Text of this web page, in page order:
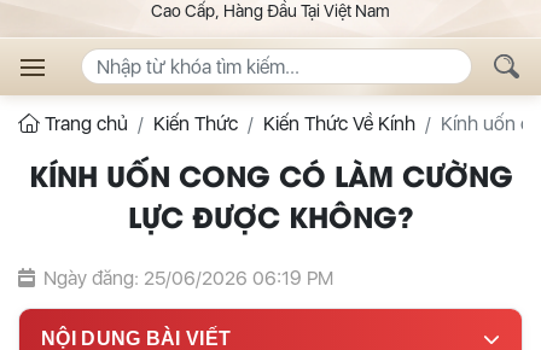
Cao Cấp, Hàng Đầu Tại Việt Nam
Trang chủ Kiến Thức Kiến Thức Về Kính Kính uốn
KÍNH UỐN CONG CÓ LÀM CƯỜNG
LỰC ĐƯỢC KHÔNG?
Ngày đăng: 25/06/2026 06:19 PM
NỘI DUNG BÀI VIẾT